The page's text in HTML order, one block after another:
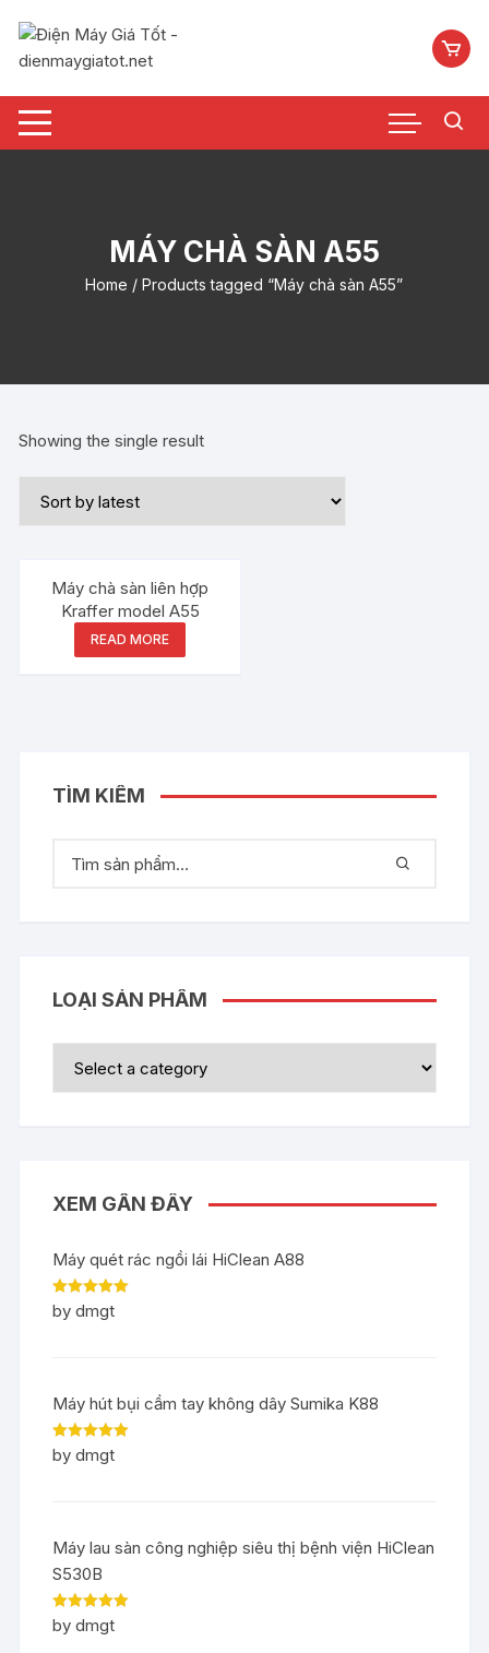
nội
MÁY CHÀ SÀN A55
Home / Products tagged “Máy chà sàn A55”
Showing the single result
Máy chà sàn liên hợp
Kraffer model A55
READ MORE
TÌM KIẾM
LOẠI SẢN PHẨM
XEM GẦN ĐÂY
Máy quét rác ngồi lái HiClean A88
Rated5out
of 5
by dmgt
Máy hút bụi cầm tay không dây Sumika K88
Rated5out
of 5
by dmgt
Máy lau sàn công nghiệp siêu thị bệnh viện HiClean
S530B
Rated5out
of 5
by dmgt